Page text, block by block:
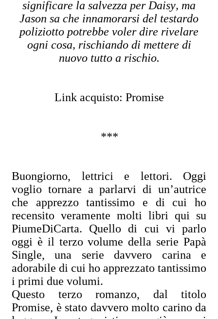
significare la salvezza per Daisy, ma
Jason sa che innamorarsi del testardo
poliziotto potrebbe voler dire rivelare
ogni cosa, rischiando di mettere di
nuovo tutto a rischio.
Link acquisto: Promise
***
Buongiorno, lettrici e lettori. Oggi
voglio tornare a parlarvi di un’autrice
che apprezzo tantissimo e di cui ho
recensito veramente molti libri qui su
PiumeDiCarta. Quello di cui vi parlo
oggi è il terzo volume della serie Papà
Single, una serie davvero carina e
adorabile di cui ho apprezzato tantissimo
i primi due volumi.
Questo terzo romanzo, dal titolo
Promise, è stato davvero molto carino da